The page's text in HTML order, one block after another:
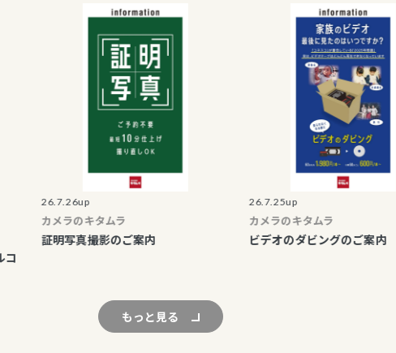
26.7.26up
カメラのキタムラ
証明写真撮影のご案内
26.7.25up
カメラのキタムラ
ビデオのダビングのご案内
もっと見る